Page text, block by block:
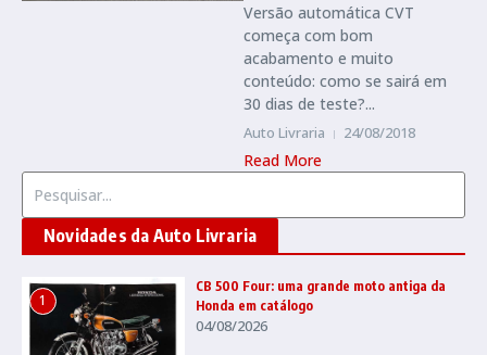
Versão automática CVT
começa com bom
acabamento e muito
conteúdo: como se sairá em
30 dias de teste?...
Auto Livraria 24/08/2018
Read More
Novidades da Auto Livraria
1
CB 500 Four: uma grande moto antiga da
Honda em catálogo
04/08/2026